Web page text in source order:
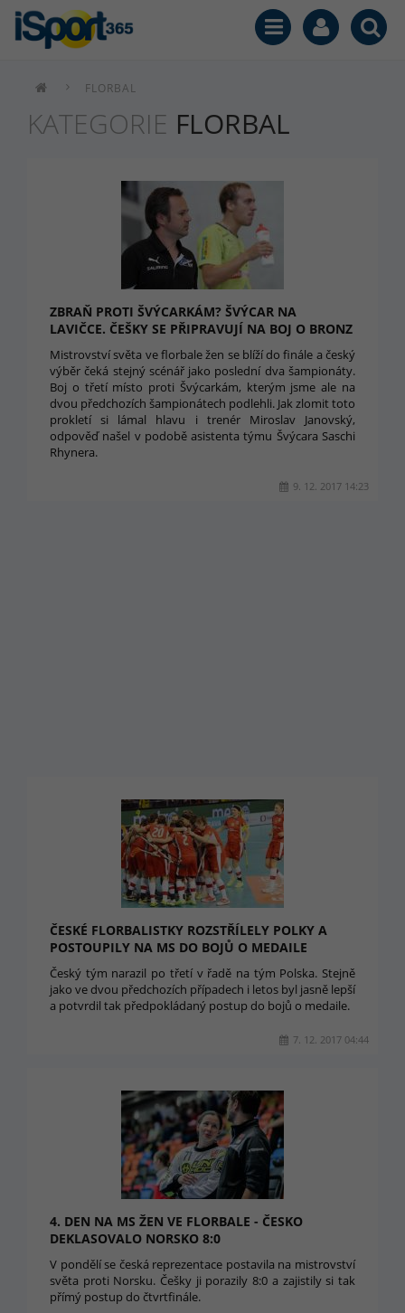
FLORBAL
KATEGORIE FLORBAL
ZBRAŇ PROTI ŠVÝCARKÁM? ŠVÝCAR NA
LAVIČCE. ČEŠKY SE PŘIPRAVUJÍ NA BOJ O BRONZ
Mistrovství světa ve florbale žen se blíží do finále a český
výběr čeká stejný scénář jako poslední dva šampionáty.
Boj o třetí místo proti Švýcarkám, kterým jsme ale na
dvou předchozích šampionátech podlehli. Jak zlomit toto
prokletí si lámal hlavu i trenér Miroslav Janovský,
odpověď našel v podobě asistenta týmu Švýcara Saschi
Rhynera.
9. 12. 2017 14:23
ČESKÉ FLORBALISTKY ROZSTŘÍLELY POLKY A
POSTOUPILY NA MS DO BOJŮ O MEDAILE
Český tým narazil po třetí v řadě na tým Polska. Stejně
jako ve dvou předchozích případech i letos byl jasně lepší
a potvrdil tak předpokládaný postup do bojů o medaile.
7. 12. 2017 04:44
4. DEN NA MS ŽEN VE FLORBALE - ČESKO
DEKLASOVALO NORSKO 8:0
V pondělí se česká reprezentace postavila na mistrovství
světa proti Norsku. Češky ji porazily 8:0 a zajistily si tak
přímý postup do čtvrtfinále.